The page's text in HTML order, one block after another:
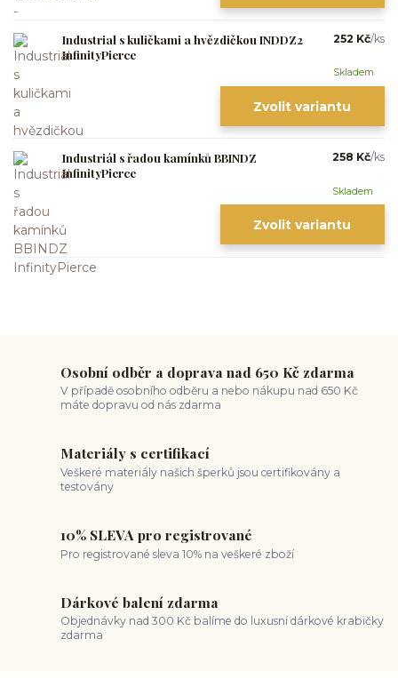
Industrial s kuličkami a hvězdičkou INDDZ2
InfinityPierce
252 Kč/ks
Skladem
Zvolit variantu
Industriál s řadou kamínků BBINDZ
InfinityPierce
258 Kč/ks
Skladem
Zvolit variantu
Osobní odběr a doprava nad 650 Kč zdarma
V případě osobního odběru a nebo nákupu nad 650 Kč
máte dopravu od nás zdarma
Materiály s certifikací
Veškeré materiály našich šperků jsou certifikovány a
testovány
10% SLEVA pro registrované
Pro registrované sleva 10% na veškeré zboží
Dárkové balení zdarma
Objednávky nad 300 Kč balíme do luxusní dárkové krabičky
zdarma